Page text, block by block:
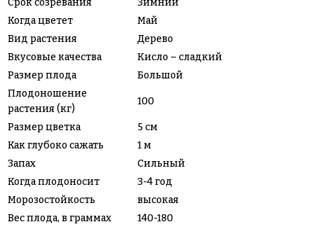
Когда цветет
Май
Вид растения
Дерево
Вкусовые качества
Кисло – сладкий
Размер плода
Большой
Плодоношение
растения (кг)
100
Размер цветка
5 см
Как глубоко сажать
1 м
Запах
Сильный
Когда плодоносит
3-4 год
Морозостойкость
высокая
Вес плода, в граммах
140-180